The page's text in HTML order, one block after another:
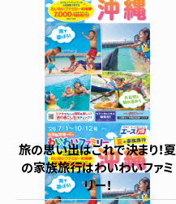
旅の思い出はこれで決まり！夏
の家族旅行はわいわいファミ
リー！